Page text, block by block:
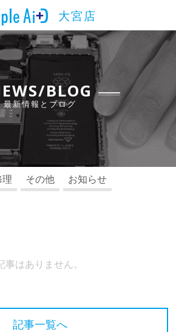
大宮店
BLOG
最新情報とブログ
その他 お知らせ
はありません。
記事一覧へ